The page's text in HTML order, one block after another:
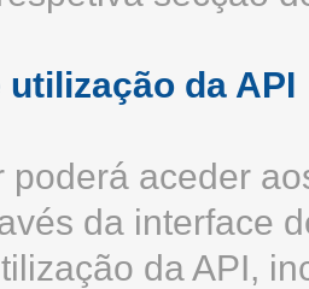
utilização da API
poderá aceder
da interface
da API,